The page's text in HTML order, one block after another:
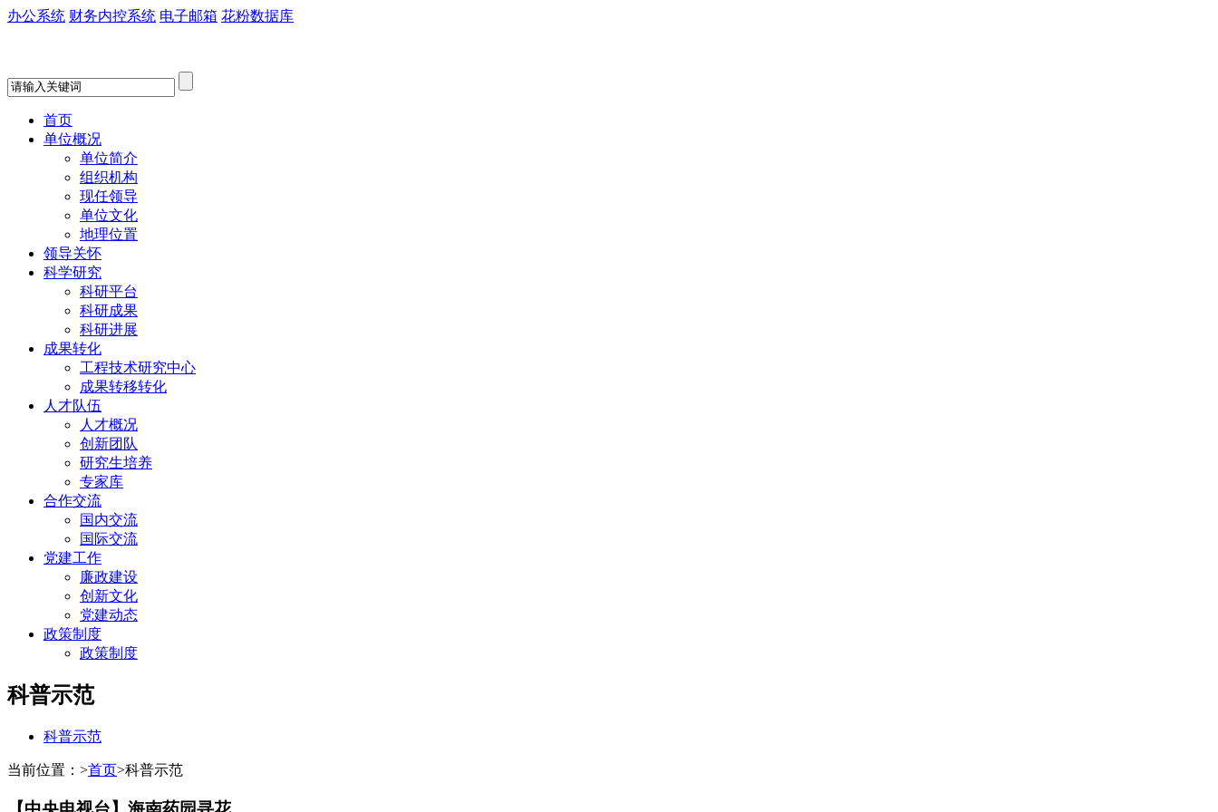
办公系统 财务内控系统 电子邮箱 花粉数据库
首页
单位概况
单位简介
组织机构
现任领导
单位文化
地理位置
领导关怀
科学研究
科研平台
科研成果
科研进展
成果转化
工程技术研究中心
成果转移转化
人才队伍
人才概况
创新团队
研究生培养
专家库
合作交流
国内交流
国际交流
党建工作
廉政建设
创新文化
党建动态
政策制度
政策制度
科普示范
科普示范
当前位置： >首页>科普示范